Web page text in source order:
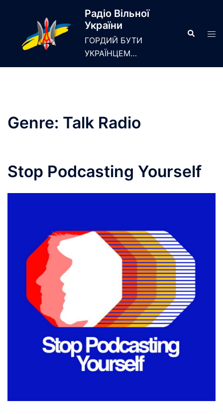
Радіо Вільної
України
ГОРДИЙ БУТИ
УКРАЇНЦЕМ…
Search
Genre: Talk Radio
Stop Podcasting Yourself